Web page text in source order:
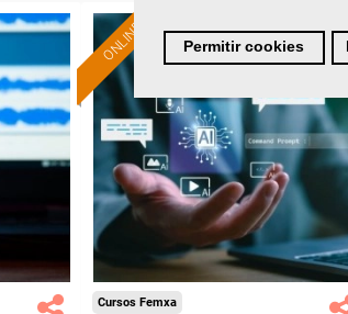
Permitir cookies
ONLINE
subvencionada.
Para desempleados,
trabajadores y autónomos.
Sector
-Servicios a las Empresas.
Cursos Femxa